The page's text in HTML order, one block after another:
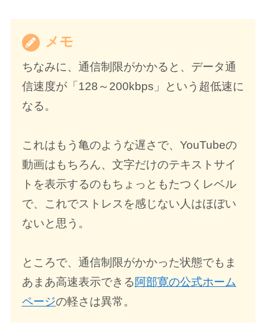
メモ
ちなみに、通信制限がかかると、データ通
信速度が「128～200kbps」という超低速に
なる。
これはもう亀のような遅さで、YouTubeの
動画はもちろん、文字だけのテキストサイ
トを表示するのもちょっともたつくレベル
で、これでストレスを感じない人はほぼい
ないと思う。
ところで、通信制限がかかった状態でもま
あまあ高速表示できる阿部寛の公式ホーム
ページの軽さは異常。